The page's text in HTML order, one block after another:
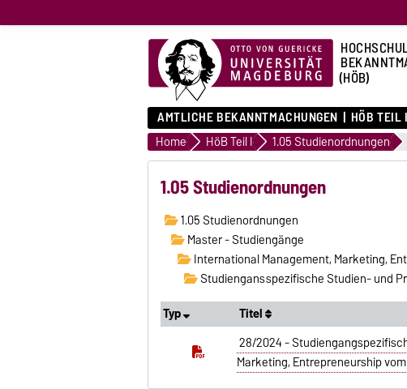
(HÖB)
AMTLICHE BEKANNTMACHUNGEN HÖB TEIL I
Home HöB Teil I 1.05 Studienordnungen
1.05 Studienordnungen
1.05 Studienordnungen
Master - Studiengänge
International Management, Marketing,
Studiengansspezifische Studien- und
Typ
Titel
28/2024 -
Marketing, Entrepreneurship